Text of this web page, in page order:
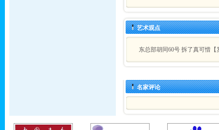
艺术观点
东总部胡同60号 拆了真可惜【
名家评论